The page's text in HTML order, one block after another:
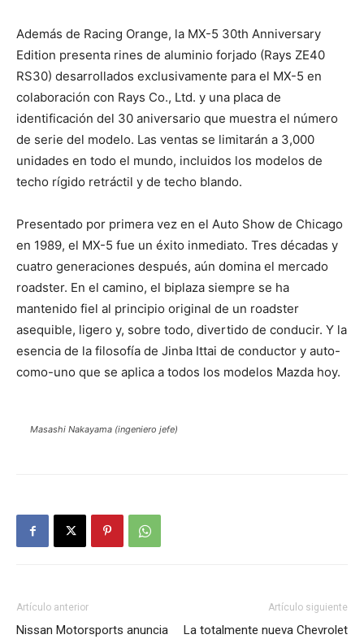
Además de Racing Orange, la MX-5 30th Anniversary
Edition presenta rines de aluminio forjado (Rays ZE40
RS30) desarrollados exclusivamente para el MX-5 en
colaboración con Rays Co., Ltd. y una placa de
identificación del 30 aniversario que muestra el número
de serie del modelo. Las ventas se limitarán a 3,000
unidades en todo el mundo, incluidos los modelos de
techo rígido retráctil y de techo blando.
Presentado por primera vez en el Auto Show de Chicago
en 1989, el MX-5 fue un éxito inmediato. Tres décadas y
cuatro generaciones después, aún domina el mercado
roadster. En el camino, el biplaza siempre se ha
mantenido fiel al principio original de un roadster
asequible, ligero y, sobre todo, divertido de conducir. Y la
esencia de la filosofía de Jinba Ittai de conductor y auto-
como-uno que se aplica a todos los modelos Mazda hoy.
Masashi Nakayama (ingeniero jefe)
Artículo anterior
Nissan Motorsports anuncia
Artículo siguiente
La totalmente nueva Chevrolet